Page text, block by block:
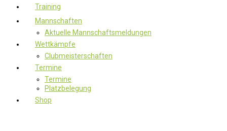
Training
Mannschaften
Aktuelle Mannschaftsmeldungen
Wettkämpfe
Clubmeisterschaften
Termine
Termine
Platzbelegung
Shop